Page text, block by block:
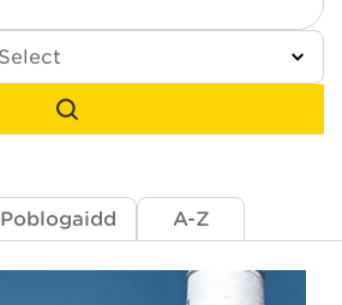
Poblogaidd A-Z